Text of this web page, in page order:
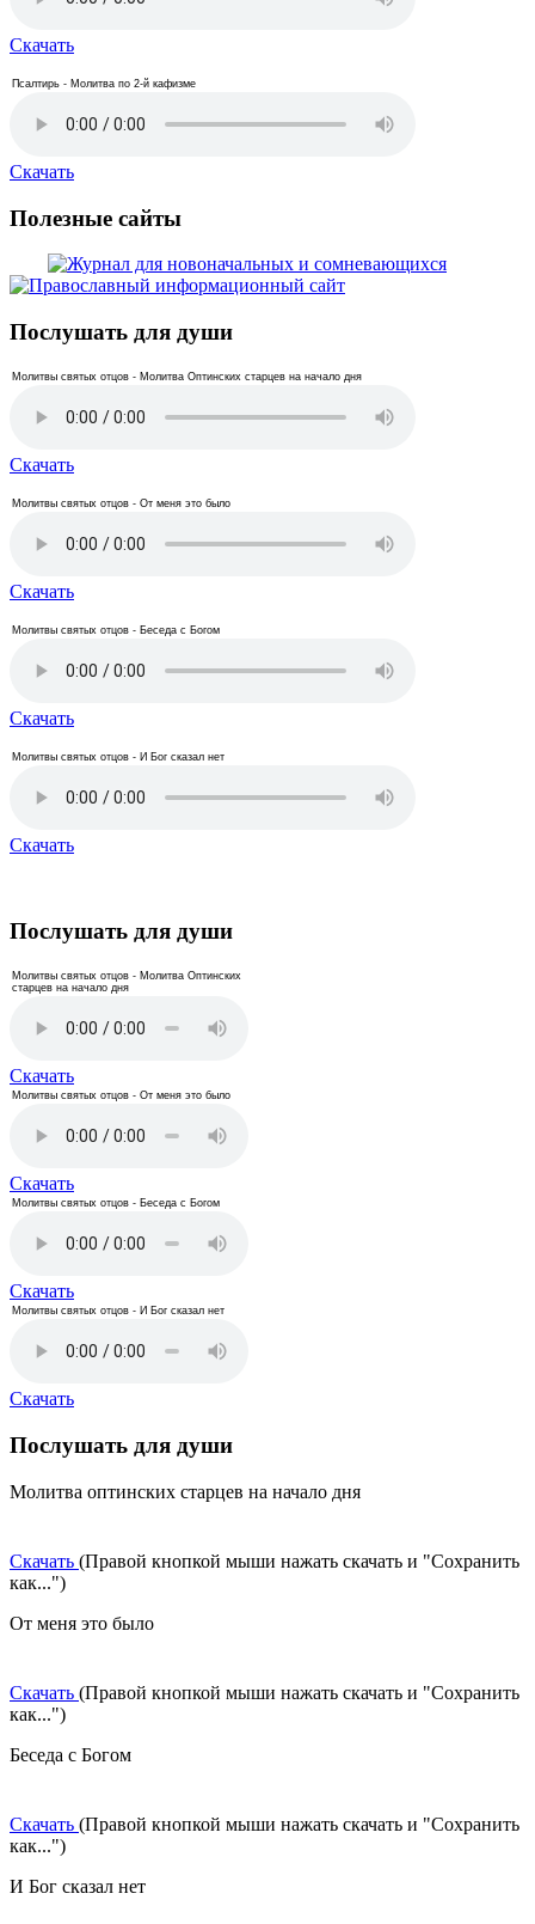
Скачать
Псалтирь - Молитва по 2-й кафизме
Скачать
Полезные сайты
Послушать для души
Молитвы святых отцов - Молитва Оптинских старцев на начало дня
Скачать
Молитвы святых отцов - От меня это было
Скачать
Молитвы святых отцов - Беседа с Богом
Скачать
Молитвы святых отцов - И Бог сказал нет
Скачать
Послушать для души
Молитвы святых отцов - Молитва Оптинских
старцев на начало дня
Скачать
Молитвы святых отцов - От меня это было
Скачать
Молитвы святых отцов - Беседа с Богом
Скачать
Молитвы святых отцов - И Бог сказал нет
Скачать
Послушать для души
Молитва оптинских старцев на начало дня
Скачать (Правой кнопкой мыши нажать скачать и "Сохранить
как...")
От меня это было
Скачать (Правой кнопкой мыши нажать скачать и "Сохранить
как...")
Беседа с Богом
Скачать (Правой кнопкой мыши нажать скачать и "Сохранить
как...")
И Бог сказал нет